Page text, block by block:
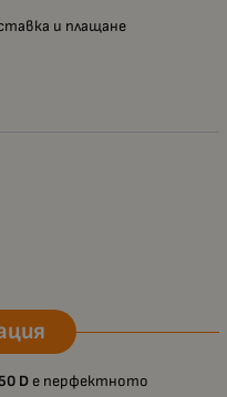
и плащане
D е перфектното